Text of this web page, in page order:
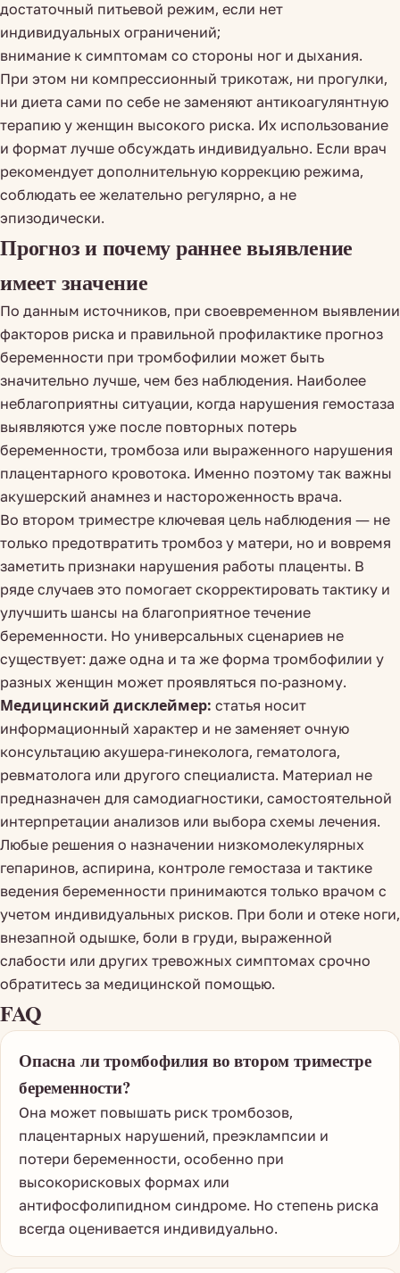
достаточный питьевой режим, если нет
индивидуальных ограничений;
внимание к симптомам со стороны ног и дыхания.
При этом ни компрессионный трикотаж, ни прогулки,
ни диета сами по себе не заменяют антикоагулянтную
терапию у женщин высокого риска. Их использование
и формат лучше обсуждать индивидуально. Если врач
рекомендует дополнительную коррекцию режима,
соблюдать ее желательно регулярно, а не
эпизодически.
Прогноз и почему раннее выявление
имеет значение
По данным источников, при своевременном выявлении
факторов риска и правильной профилактике прогноз
беременности при тромбофилии может быть
значительно лучше, чем без наблюдения. Наиболее
неблагоприятны ситуации, когда нарушения гемостаза
выявляются уже после повторных потерь
беременности, тромбоза или выраженного нарушения
плацентарного кровотока. Именно поэтому так важны
акушерский анамнез и настороженность врача.
Во втором триместре ключевая цель наблюдения — не
только предотвратить тромбоз у матери, но и вовремя
заметить признаки нарушения работы плаценты. В
ряде случаев это помогает скорректировать тактику и
улучшить шансы на благоприятное течение
беременности. Но универсальных сценариев не
существует: даже одна и та же форма тромбофилии у
разных женщин может проявляться по-разному.
Медицинский дисклеймер: статья носит
информационный характер и не заменяет очную
консультацию акушера-гинеколога, гематолога,
ревматолога или другого специалиста. Материал не
предназначен для самодиагностики, самостоятельной
интерпретации анализов или выбора схемы лечения.
Любые решения о назначении низкомолекулярных
гепаринов, аспирина, контроле гемостаза и тактике
ведения беременности принимаются только врачом с
учетом индивидуальных рисков. При боли и отеке ноги,
внезапной одышке, боли в груди, выраженной
слабости или других тревожных симптомах срочно
обратитесь за медицинской помощью.
FAQ
Опасна ли тромбофилия во втором триместре
беременности?
Она может повышать риск тромбозов,
плацентарных нарушений, преэклампсии и
потери беременности, особенно при
высокорисковых формах или
антифосфолипидном синдроме. Но степень риска
всегда оценивается индивидуально.